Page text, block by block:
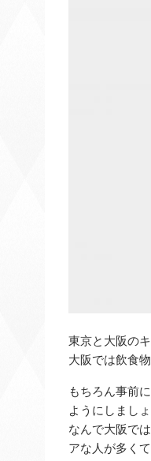
東京と大阪の
大阪では飲食
もちろん事前
ようにしましょ
なんで大阪で
アな人が多く